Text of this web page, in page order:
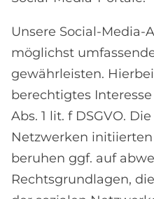
Unsere Social-Media-
möglichst
gewährleisten.
berechtigtes
Abs. 1 lit. f DSGVO.
Netzwerken initiierten
beruhen ggf. auf
Rechtsgrundlagen,